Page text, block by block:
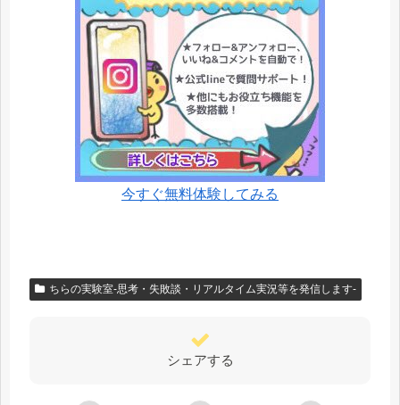
今すぐ無料体験してみる
ちらの実験室-思考・失敗談・リアルタイム実況等を発信します-
シェアする